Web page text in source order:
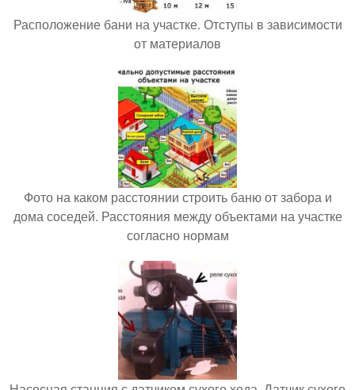
Расположение бани на участке. Отступы в зависимости
от материалов
Фото на каком расстоянии строить баню от забора и
дома соседей. Расстояния между объектами на участке
согласно нормам